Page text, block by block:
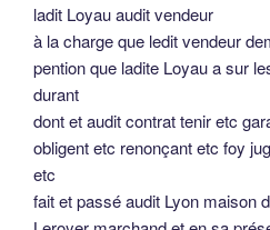
ladit Loyau audit vendeur
à la charge que ledit vendeur
pention que ladite Loyau a sur
durant
dont et audit contrat tenir etc
obligent etc renonçant etc foy
etc
fait et passé audit Lyon maison